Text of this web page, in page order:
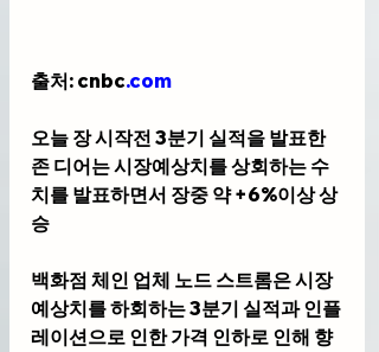
출처: cnbc.com
오늘 장 시작전 3분기 실적을 발표한
존 디어는 시장예상치를 상회하는 수
치를 발표하면서 장중 약 +6%이상 상
승
백화점 체인 업체 노드 스트롬은 시장
예상치를 하회하는 3분기 실적과 인플
레이션으로 인한 가격 인하로 인해 향